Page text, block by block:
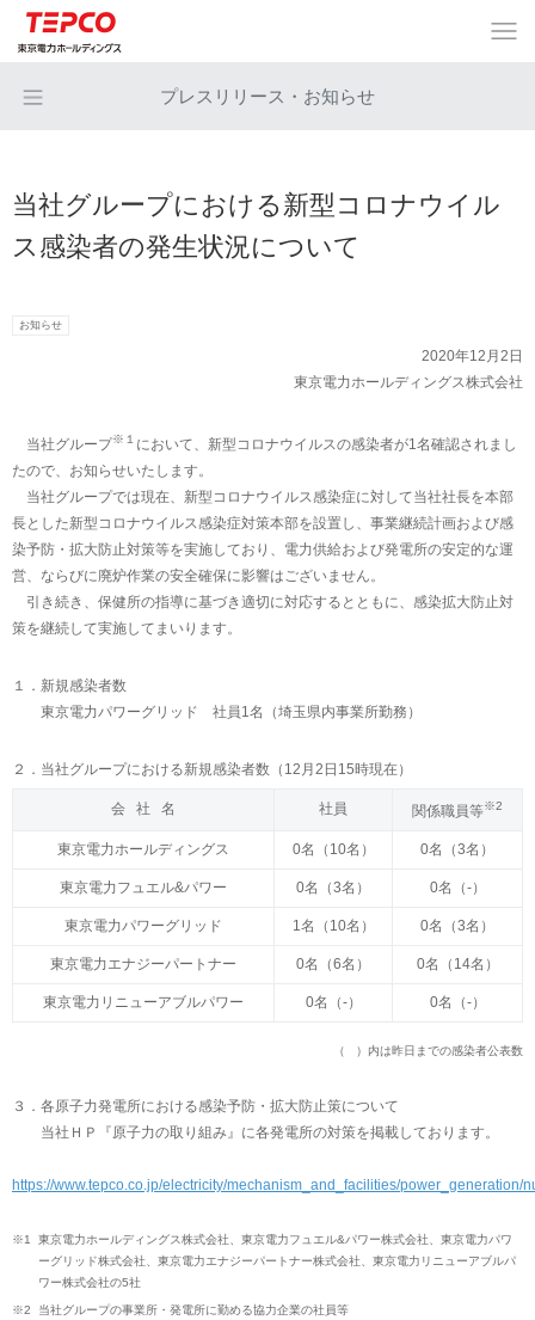
プレスリリース・お知らせ
当社グループにおける新型コロナウイル
ス感染者の発生状況について
お知らせ
2020年12月2日
東京電力ホールディングス株式会社
当社グループ※１ において、新型コロナウイルスの感染者が1名確認されまし
たので、お知らせいたします。
当社グループでは現在、新型コロナウイルス感染症に対して当社社長を本部
長とした新型コロナウイルス感染症対策本部を設置し、事業継続計画および感
染予防・拡大防止対策等を実施しており、電力供給および発電所の安定的な運
営、ならびに廃炉作業の安全確保に影響はございません。
引き続き、保健所の指導に基づき適切に対応するとともに、感染拡大防止対
策を継続して実施してまいります。
１．新規感染者数
東京電力パワーグリッド 社員1名（埼玉県内事業所勤務）
２．当社グループにおける新規感染者数（12月2日15時現在）
会 社 名 社員 関係職員等※2
東京電力ホールディングス 0名（10名） 0名（3名）
東京電力フュエル&パワー 0名（3名） 0名（-）
東京電力パワーグリッド 1名（10名） 0名（3名）
東京電力エナジーパートナー 0名（6名） 0名（14名）
東京電力リニューアブルパワー 0名（-） 0名（-）
（ ）内は昨日までの感染者公表数
３．各原子力発電所における感染予防・拡大防止策について
当社ＨＰ『原子力の取り組み』に各発電所の対策を掲載しております。
https://www.tepco.co.jp/electricity/mechanism_and_facilities/power_generation/
※1 東京電力ホールディングス株式会社、東京電力フュエル&パワー株式会社、東京電力パワ
ーグリッド株式会社、東京電力エナジーパートナー株式会社、東京電力リニューアブルパ
ワー株式会社の5社
※2 当社グループの事業所・発電所に勤める協力企業の社員等